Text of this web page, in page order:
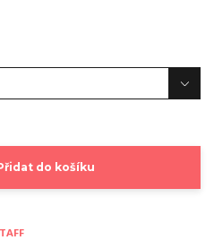
do košíku